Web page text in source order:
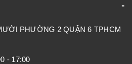
PHƯỜNG 2 QUẬN 6 TPHCM
- 17:00